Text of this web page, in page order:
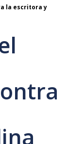
la escritora y